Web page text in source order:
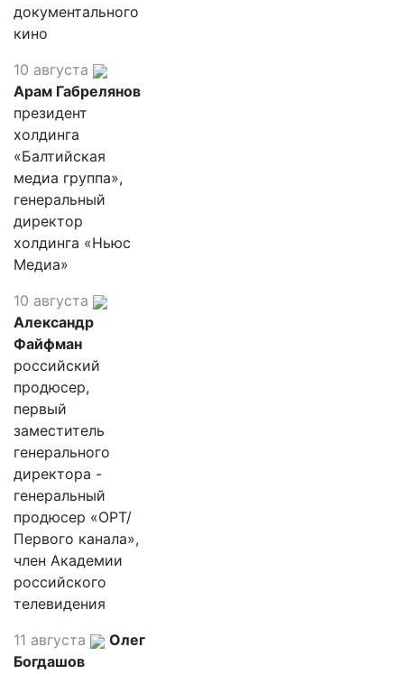
документального
кино
10 августа
Арам Габрелянов
президент
холдинга
«Балтийская
медиа группа»,
генеральный
директор
холдинга «Ньюс
Медиа»
10 августа
Александр
Файфман
российский
продюсер,
первый
заместитель
генерального
директора -
генеральный
продюсер «ОРТ/
Первого канала»,
член Академии
российского
телевидения
11 августа
Олег
Богдашов